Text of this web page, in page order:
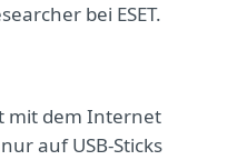
bei ESET.
mit dem Internet
auf USB-Sticks